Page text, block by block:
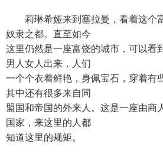
莉琳希娅来到塞拉曼，看着这个
奴隶之都。直至如今
这里仍然是一座富饶的城市，可以看
男人女人出来，人们
一个个衣着鲜艳，身佩宝石，穿着有
其中还有很多来自同
盟国和帝国的外来人。这是一座由商
国家，来这里的人都
知道这里的规矩。